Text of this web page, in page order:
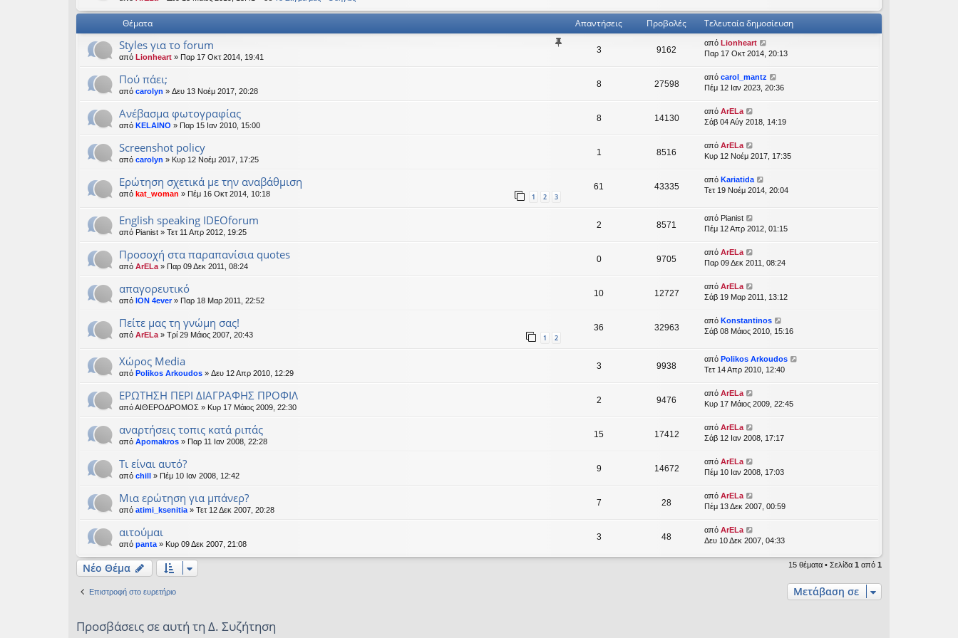
εις
Θέματα Απαντήσεις Προβολές Τελευταία δημοσίευση
Styles για το forum
από Lionheart » Παρ 17 Οκτ 2014, 19:41
3 9162
από Lionheart
Παρ 17 Οκτ 2014, 20:13
Πού πάει;
από carolyn » Δευ 13 Νοέμ 2017, 20:28
8 27598
από carol_mantz
Πέμ 12 Ιαν 2023, 20:36
Ανέβασμα φωτογραφίας
από KELAINO » Παρ 15 Ιαν 2010, 15:00
8 14130
από ArELa
Σάβ 04 Αύγ 2018, 14:19
Screenshot policy
από carolyn » Κυρ 12 Νοέμ 2017, 17:25
1 8516
από ArELa
Κυρ 12 Νοέμ 2017, 17:35
Ερώτηση σχετικά με την αναβάθμιση
από kat_woman » Πέμ 16 Οκτ 2014, 10:18 1 2 3
61 43335
από Kariatida
Τετ 19 Νοέμ 2014, 20:04
English speaking IDEOforum
από Pianist » Τετ 11 Απρ 2012, 19:25
2 8571
από Pianist
Πέμ 12 Απρ 2012, 01:15
Προσοχή στα παραπανίσια quotes
από ArELa » Παρ 09 Δεκ 2011, 08:24
0 9705
από ArELa
Παρ 09 Δεκ 2011, 08:24
απαγορευτικό
από ION 4ever» Παρ 18 Μαρ 2011, 22:52
10 12727
από ArELa
Σάβ 19 Μαρ 2011, 13:12
Πείτε μας τη γνώμη σας!
από ArELa » Τρί 29 Μάιος 2007, 20:43 1 2
36 32963
από Konstantinos
Σάβ 08 Μάιος 2010, 15:16
Χώρος Media
από Polikos Arkoudos » Δευ 12 Απρ 2010, 12:29
3 9938
από Polikos Arkoudos
Τετ 14 Απρ 2010, 12:40
ΕΡΩΤΗΣΗ ΠΕΡΙ ΔΙΑΓΡΑΦΗΣ ΠΡΟΦΙΛ
απόΑΙΘΕΡΟΔΡΟΜΟΣ » Κυρ 17 Μάιος 2009, 22:30
2 9476
από ArELa
Κυρ 17 Μάιος 2009, 22:45
αναρτήσεις τοπις κατά ριπάς
από Apomakros » Παρ 11 Ιαν 2008, 22:28
15 17412
από ArELa
Σάβ 12 Ιαν 2008, 17:17
Τι είναι αυτό?
από chill » Πέμ 10 Ιαν 2008, 12:42
9 14672
από ArELa
Πέμ 10 Ιαν 2008, 17:03
Μια ερώτηση για μπάνερ?
από atimi_ksenitia » Τετ 12 Δεκ 2007, 20:28
7 28
από ArELa
Πέμ 13 Δεκ 2007, 00:59
αιτούμαι
από panta » Κυρ 09 Δεκ 2007, 21:08
3 48
από ArELa
Δευ 10 Δεκ 2007, 04:33
Νέο Θέμα 15 θέματα • Σελίδα 1 από 1
Επιστροφή στο ευρετήριο Μετάβαση σε
Προσβάσεις σε αυτή τη Δ. Συζήτηση